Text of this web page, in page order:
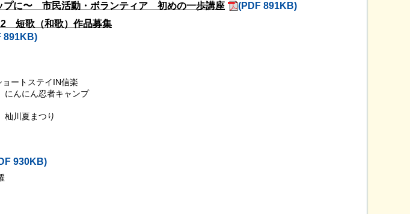
プに〜 市民活動・ボランティア 初めの一歩講座
(PDF 891KB)
短歌（和歌）作品募集
891KB)
ートステイIN信楽
んにん忍者キャンプ
川夏まつり
930KB)